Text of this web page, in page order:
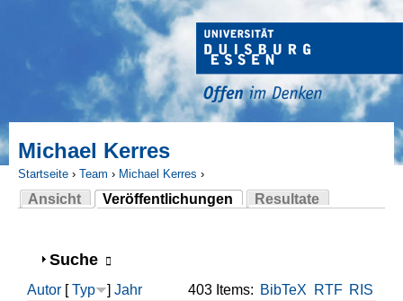
Michael Kerres
Sie sind hier
Startseite › Team › Michael Kerres ›
Ansicht
Veröffentlichungen
(aktiver Reiter)
Resultate
Anzeigen
Suche
403 Items: BibTeX RTF RIS
Autor [Typ ] Jahr